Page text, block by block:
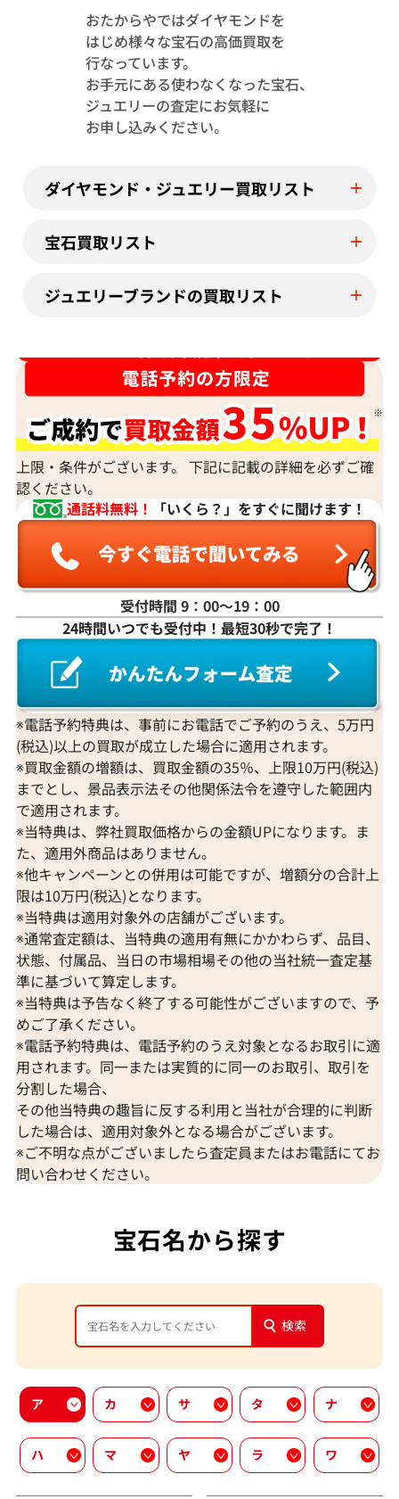
Pt･Pm900 トルマリン・ダイヤモンド
1.13・D0.08ct
参考買取価格
2026年7月11日時点
参考買取価格
おたからやではダイヤモンドを
はじめ様々な宝石の高価買取を
行なっています。
お手元にある使わなくなった宝石、
ジュエリーの査定にお気軽に
お申し込みください。
ダイヤモンド・ジュエリー買取リスト
宝石買取リスト
ジュエリーブランドの買取リスト
上限・条件がございます。 下記に記載の詳細を必ずご確
認ください。
通話料無料！
「いくら？」をすぐに聞けます！
受付時間 9：00〜19：00
24時間いつでも受付中！最短30秒で完了！
※電話予約特典は、事前にお電話でご予約のうえ、5万円
(税込)以上の買取が成立した場合に適用されます。
※買取金額の増額は、買取金額の35％、上限10万円(税込)
までとし、景品表示法その他関係法令を遵守した範囲内
で適用されます。
※当特典は、弊社買取価格からの金額UPになります。ま
た、適用外商品はありません。
※他キャンペーンとの併用は可能ですが、増額分の合計上
限は10万円(税込)となります。
※当特典は適用対象外の店舗がございます。
※通常査定額は、当特典の適用有無にかかわらず、品目、
状態、付属品、当日の市場相場その他の当社統一査定基
準に基づいて算定します。
※当特典は予告なく終了する可能性がございますので、予
めご了承ください。
※電話予約特典は、電話予約のうえ対象となるお取引に適
用されます。同一または実質的に同一のお取引、取引を
分割した場合、
その他当特典の趣旨に反する利用と当社が合理的に判断
した場合は、適用対象外となる場合がございます。
※ご不明な点がございましたら査定員またはお電話にてお
問い合わせください。
宝石名から探す
検索
ア カ サ タ ナ
ハ マ ヤ ラ ワ